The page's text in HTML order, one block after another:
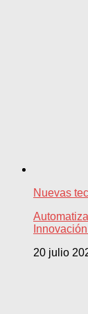
Nuevas
20 julio